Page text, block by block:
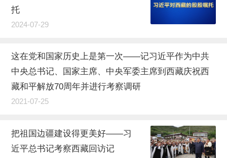
托
2024-07-29
这在党和国家历史上是第一次——记习近平作为中共
中央总书记、国家主席、中央军委主席到西藏庆祝西
藏和平解放70周年并进行考察调研
2021-07-25
把祖国边疆建设得更美好——习
近平总书记考察西藏回访记